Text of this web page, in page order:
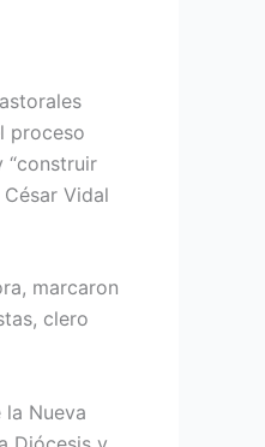
proceso
“construir
Vidal
marcaron
clero
Nueva